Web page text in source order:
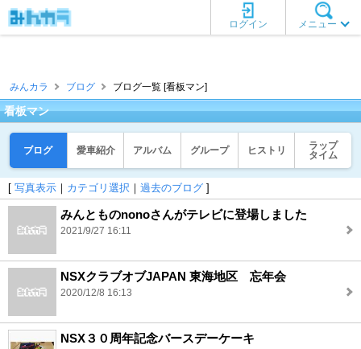
メニュー
ログイン
みんカラ ブログ ブログ一覧 [看板マン]
看板マン
ブログ 愛車紹介 アルバム グループ ヒストリ
ラップ
タイム
[ 写真表示 ｜ カテゴリ選択 ｜ 過去のブログ ]
みんとものnonoさんがテレビに登場しました
2021/9/27 16:11
NSXクラブオブJAPAN 東海地区 忘年会
2020/12/8 16:13
NSX３０周年記念バースデーケーキ